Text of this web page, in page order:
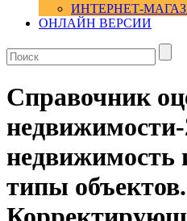
ИНТЕРНЕТ-
ОНЛАЙН ВЕРСИИ
Справочник
недвижимость
типы объектов.